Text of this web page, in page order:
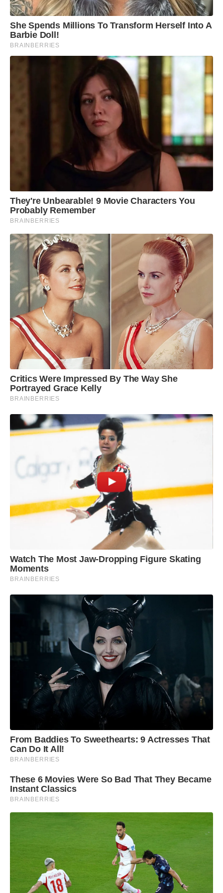
Lava Roupas Líquido Tixan Ypê Coco e Baunilha
Lava Roupas Líquido Tixan Ypê Green
Lava Roupas Líquido Ypê Express
Lava Roupas Líquido Ypê Power ACT
Lava Roupas Líquido Ypê Premium
Lava Roupas Tixan Maciez
Lava Roupas Tixan Primavera
Desinfetante Bak Ypê
Desinfetante de uso geral Atol
Desinfetante Perfumado Atol
Desinfetante Pinho Ypê
Lava roupas Tixan Power ACT
She Spends Millions To Transform Herself Into A
Barbie Doll!
BRAINBERRIES
They're Unbearable! 9 Movie Characters You
Probably Remember
BRAINBERRIES
Critics Were Impressed By The Way She
Portrayed Grace Kelly
BRAINBERRIES
Watch The Most Jaw‑Dropping Figure Skating
Moments
BRAINBERRIES
From Baddies To Sweethearts: 9 Actresses That
Can Do It All!
BRAINBERRIES
These 6 Movies Were So Bad That They Became
Instant Classics
BRAINBERRIES